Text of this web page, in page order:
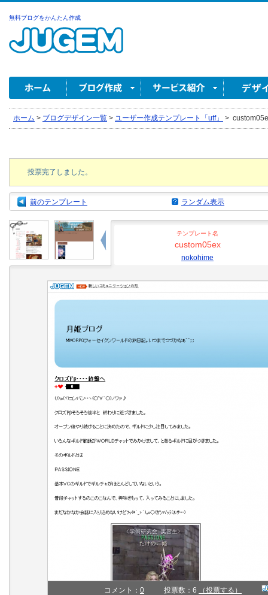
無料ブログをかんたん作成
ホーム > ブログデザイン一覧 > ユーザー作成テンプレート「utf」 >
投票完了しました。
前のテンプレート ランダム表示
テンプレート名
custom05ex
nokohime
コメント： 0 投票数：6 （投票する）